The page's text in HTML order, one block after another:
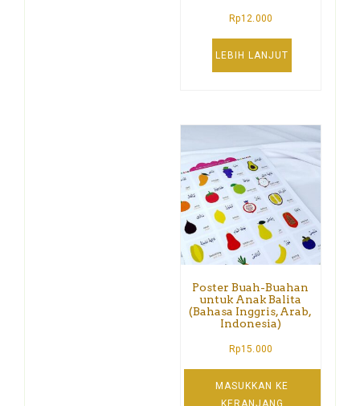
Rp12.000
LEBIH LANJUT
Poster Buah-Buahan
untuk Anak Balita
(Bahasa Inggris, Arab,
Indonesia)
Rp15.000
MASUKKAN KE
KERANJANG